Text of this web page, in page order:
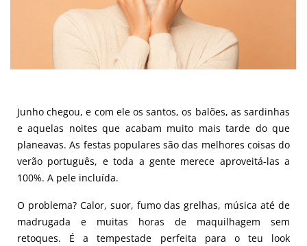
Junho chegou, e com ele os santos, os balões, as sardinhas
e aquelas noites que acabam muito mais tarde do que
planeavas. As festas populares são das melhores coisas do
verão português, e toda a gente merece aproveitá-las a
100%. A pele incluída.
O problema? Calor, suor, fumo das grelhas, música até de
madrugada e muitas horas de maquilhagem sem
retoques. É a tempestade perfeita para o teu look